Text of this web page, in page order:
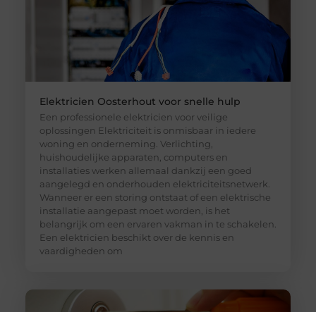
Elektricien Oosterhout voor snelle hulp
Een professionele elektricien voor veilige
oplossingen Elektriciteit is onmisbaar in iedere
woning en onderneming. Verlichting,
huishoudelijke apparaten, computers en
installaties werken allemaal dankzij een goed
aangelegd en onderhouden elektriciteitsnetwerk.
Wanneer er een storing ontstaat of een elektrische
installatie aangepast moet worden, is het
belangrijk om een ervaren vakman in te schakelen.
Een elektricien beschikt over de kennis en
vaardigheden om